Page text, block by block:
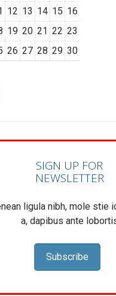
12 13 14 15 16
19 20 21 22 23
26 27 28 29 30
SIGN UP FOR
NEWSLETTER
ligula nibh, mole stie
a, dapibus ante
Subscribe